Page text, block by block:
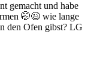
gemacht und habe
🤭😉 wie lange
den Ofen gibst? LG